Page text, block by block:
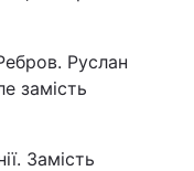
Руслан
замість
Замість